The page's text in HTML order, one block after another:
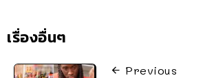
เรื่องอื่นๆ
Previous